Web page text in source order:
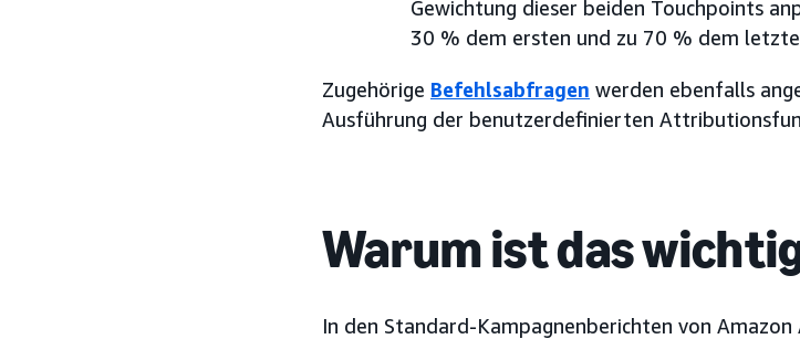
Gewichtung dieser beiden Touchpoints
30 % dem ersten und zu 70 % dem
Zugehörige Befehlsabfragen werden ebenfalls
Ausführung der benutzerdefinierten
Warum ist das
In den Standard-Kampagnenberichten von